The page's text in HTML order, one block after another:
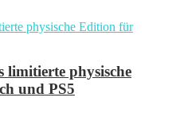
limitierte physische
und PS5